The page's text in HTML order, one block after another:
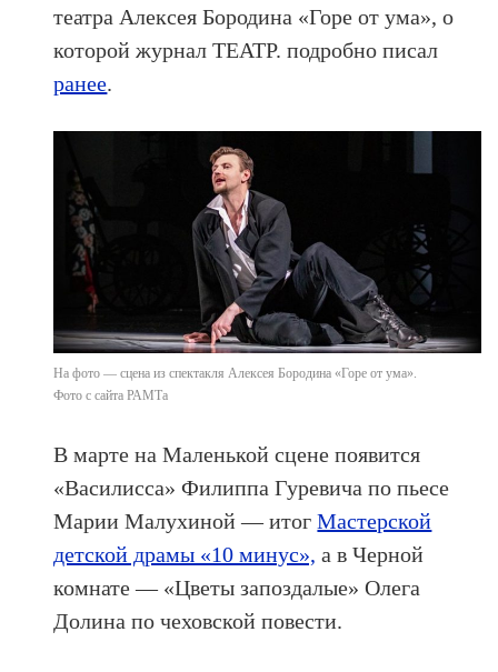
театра Алексея Бородина «Горе от ума», о
которой журнал ТЕАТР. подробно писал
ранее.
На фото — сцена из спектакля Алексея Бородина «Горе от ума».
Фото с сайта РАМТа
В марте на Маленькой сцене появится
«Василисса» Филиппа Гуревича по пьесе
Марии Малухиной — итогМастерской
детской драмы «10 минус», а в Черной
комнате — «Цветы запоздалые» Олега
Долина по чеховской повести.